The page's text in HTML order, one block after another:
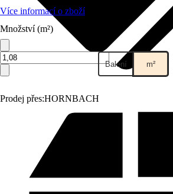
Prodej přes:HORNBACH
Více informací o zboží
Množství (m²)
Balení m²